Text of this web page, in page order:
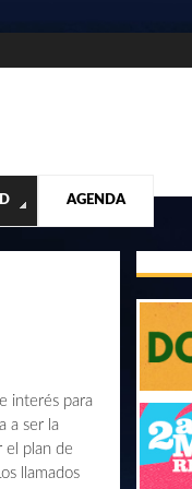
ALTO RUBÉN!
SEGUNDA MANO VENTA
VIDEOS
AGENDA
interés para
a ser la
el plan de
llamados